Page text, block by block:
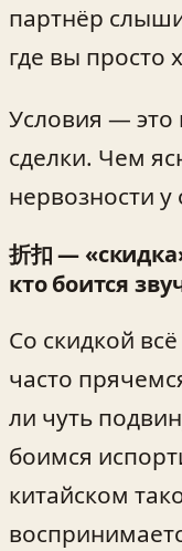
партнёр
где вы просто
Условия — это
сделки. Чем
нервозности у
折扣 —
кто боится
Со скидкой
часто
ли чуть
боимся
китайском